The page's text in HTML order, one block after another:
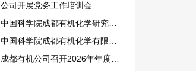
公司开展党务工作培训会
中国科学院成都有机化学研究所2026年博士研究生拟录取名单公示
中国科学院成都有机化学有限公司2026年预算
成都有机公司召开2026年年度计划会议暨一季度工作总结会